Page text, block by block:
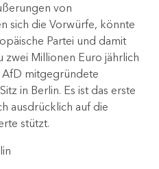
von
sich die Vorwürfe, könnte
Partei und damit
Millionen Euro jährlich
mitgegründete
in Berlin. Es ist das erste
ausdrücklich auf die
stützt.​